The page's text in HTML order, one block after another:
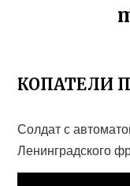
КОПАТЕЛИ
Солдат с
Ленинградского